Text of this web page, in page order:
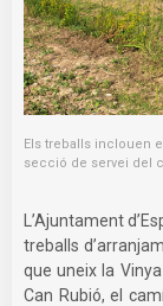
Els treballs inclouen
secció de servei del
L’Ajuntament
treballs
que uneix la
Can Rubió, el